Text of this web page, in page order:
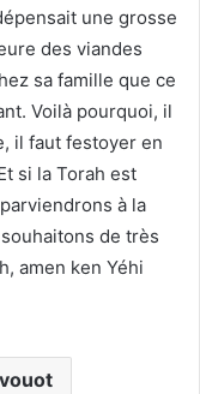
une grosse
des viandes
sa famille que ce
Voilà pourquoi, il
il faut festoyer en
si la Torah est
à la
de très
amen ken Yéhi